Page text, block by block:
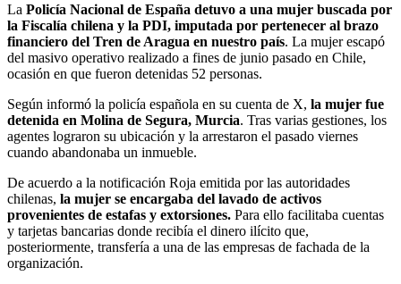
La Policía Nacional de España detuvo a una mujer buscada por
la Fiscalía chilena y la PDI, imputada por pertenecer al brazo
financiero del Tren de Aragua en nuestro país. La mujer escapó
del masivo operativo realizado a fines de junio pasado en Chile,
ocasión en que fueron detenidas 52 personas.
Según informó la policía española en su cuenta de X, la mujer fue
detenida en Molina de Segura, Murcia. Tras varias gestiones, los
agentes lograron su ubicación y la arrestaron el pasado viernes
cuando abandonaba un inmueble.
De acuerdo a la notificación Roja emitida por las autoridades
chilenas, la mujer se encargaba del lavado de activos
provenientes de estafas y extorsiones. Para ello facilitaba cuentas
y tarjetas bancarias donde recibía el dinero ilícito que,
posteriormente, transfería a una de las empresas de fachada de la
organización.